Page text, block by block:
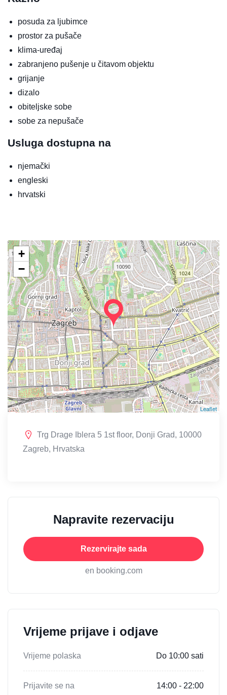
posuda za ljubimce
prostor za pušače
klima-uređaj
zabranjeno pušenje u čitavom objektu
grijanje
dizalo
obiteljske sobe
sobe za nepušače
Usluga dostupna na
njemački
engleski
hrvatski
+
−
Leaflet
Trg Drage Iblera 5 1st floor, Donji Grad, 10000
Zagreb, Hrvatska
Napravite rezervaciju
Rezervirajte sada
en booking.com
Vrijeme prijave i odjave
Vrijeme polaska Do 10:00 sati
Prijavite se na
14:00 - 22:00